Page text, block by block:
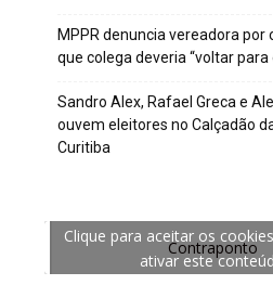
MPPR denuncia vereadora
que colega deveria “voltar para
Sandro Alex, Rafael Greca e
ouvem eleitores no Calçadão
Curitiba
Contraponto
Clique para aceitar os
ativar este